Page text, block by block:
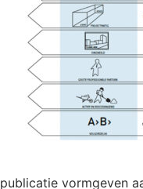
publicatie vormgeven